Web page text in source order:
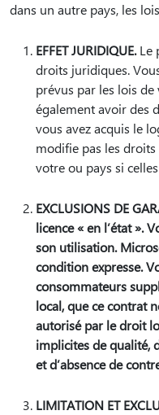
dans un autre pays, les
EFFET JURIDIQUE.Le
droits juridiques.
prévus par les lois
également avoir des
vous avez acquis le
modifie pas les
votre ou pays si
EXCLUSIONS DE
licence « en l’état ».
son utilisation.
condition expresse.
consommateurs
local, que ce contrat
autorisé par le droit
implicites de qualité,
et d’absence de
LIMITATION ET